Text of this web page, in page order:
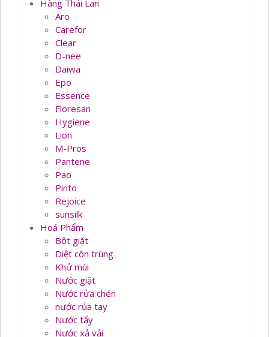
Hàng Thái Lan
Aro
Carefor
Clear
D-nee
Daiwa
Epo
Essence
Floresan
Hygiene
Lion
M-Pros
Pantene
Pao
Pinto
Rejoice
sunsilk
Hoá Phẩm
Bột giặt
Diệt côn trùng
Khử mùi
Nước giặt
Nước rửa chén
nước rủa tay
Nước tẩy
Nước xả vải